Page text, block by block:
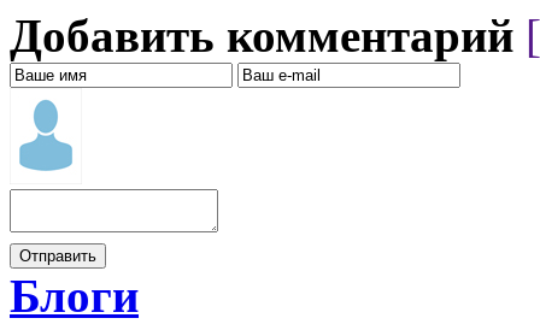
Добавить комментарий
Блоги